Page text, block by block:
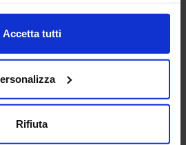
Accetta tutti
Rifiuta
delle automazioni e della robotica
Giuliani, Sinteco, Vire, ZETA,
Pad. 14